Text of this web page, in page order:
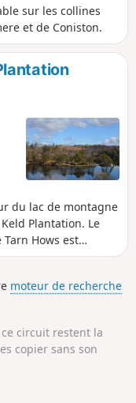
sur les collines
et de Coniston.
du lac de montagne
Plantation. Le
Hows est
poussettes. Il peut
moteur de recherche
circuit restent la
copier sans son